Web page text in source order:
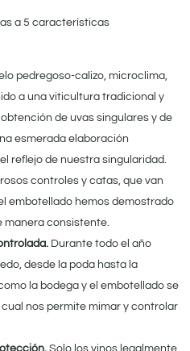
a 5 características
pedregoso-calizo, microclima,
a una viticultura tradicional y
de uvas singulares y de
esmerada elaboración
reflejo de nuestra singularidad.
controles y catas, que van
embotellado hemos demostrado
manera consistente.
Durante todo el año
desde la poda hasta la
la bodega y el embotellado se
nos permite mimar y controlar
Solo los vinos legalmente